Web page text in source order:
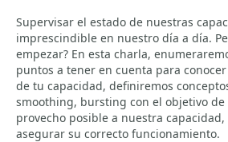
Supervisar el estado de nuestras
imprescindible en nuestro día a día.
empezar? En esta charla,
puntos a tener en cuenta para
de tu capacidad, definiremos
smoothing, bursting con el objetivo de
provecho posible a nuestra
asegurar su correcto funcionamiento.